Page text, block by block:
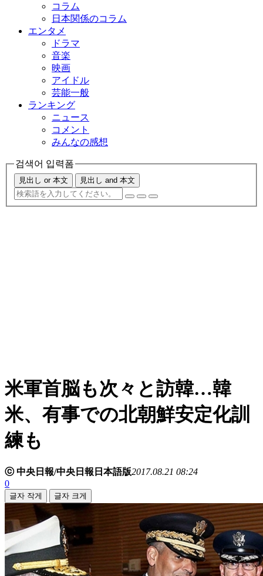
コラム
日本関係のコラム
エンタメ
ドラマ
音楽
映画
アイドル
芸能一般
ランキング
ニュース
コメント
みんなの感想
검색어 입력폼
見出し or 本文 見出し and 本文
米軍首脳も次々と訪韓…韓
米、有事での北朝鮮安定化訓
練も
ⓒ 中央日報/中央日報日本語版2017.08.21 08:24
0
글자 작게 글자 크게